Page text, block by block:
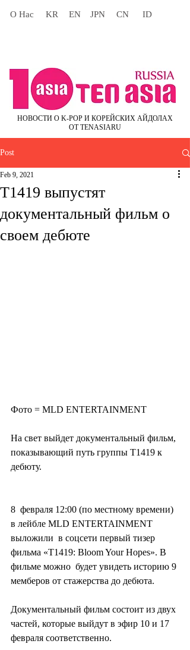
О Нас KR EN JPN CN ID
НОВОСТИ О K-POP И КОРЕЙСКИХ АЙДОЛАХ
ОТ TENASIARU
Post
T1419 выпустят
документальный фильм о
своем дебюте
Feb 9, 2021
Фото = MLD ENTERTAINMENT
На свет выйдет документальный фильм,
показывающий путь группы T1419 к
дебюту.
8  февраля 12:00 (по местному времени)
в лейбле MLD ENTERTAINMENT
выложили  в соцсети первый тизер
фильма «T1419: Bloom Your Hopes». В
фильме можно  будет увидеть историю 9
мемберов от стажерства до дебюта.
Документальный фильм состоит из двух
частей, которые выйдут в эфир 10 и 17
февраля соответственно.